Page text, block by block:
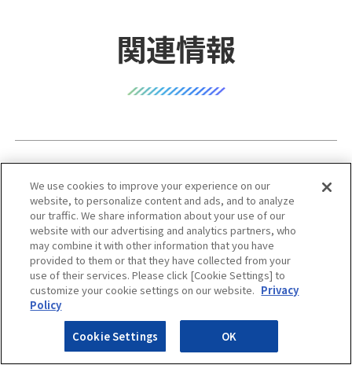
関連情報
導入事例
more
We use cookies to improve your experience on our
website, to personalize content and ads, and to analyze
our traffic. We share information about your use of our
website with our advertising and analytics partners, who
may combine it with other information that you have
provided to them or that they have collected from your
use of their services. Please click [Cookie Settings] to
customize your cookie settings on our website. Privacy
Policy
Cookie Settings OK